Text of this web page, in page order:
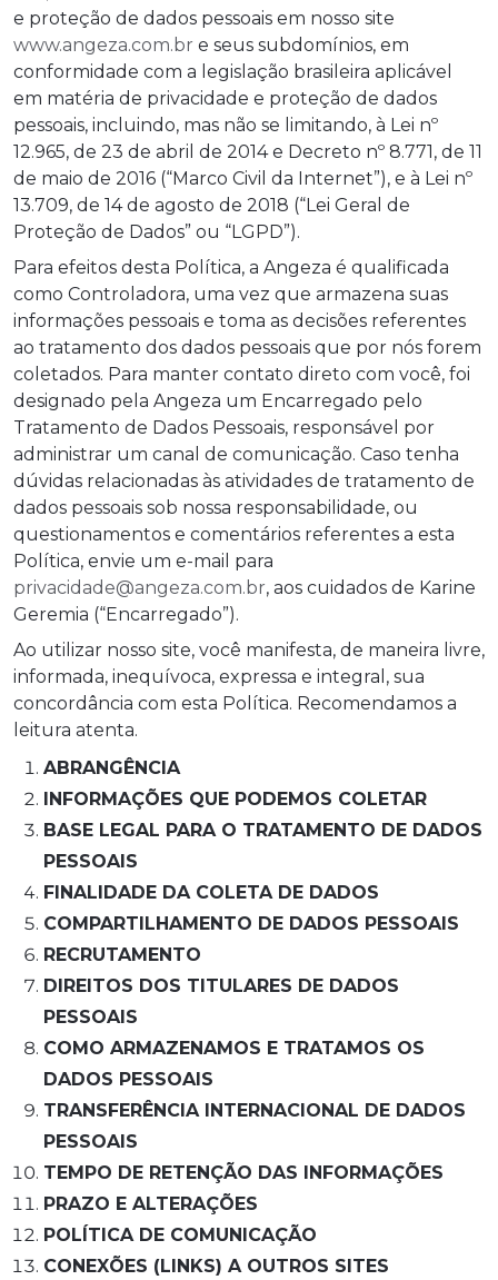
e proteção de dados pessoais em nosso site
www.angeza.com.br e seus subdomínios, em
conformidade com a legislação brasileira aplicável
em matéria de privacidade e proteção de dados
pessoais, incluindo, mas não se limitando, à Lei nº
12.965, de 23 de abril de 2014 e Decreto nº 8.771, de 11
de maio de 2016 (“Marco Civil da Internet”), e à Lei nº
13.709, de 14 de agosto de 2018 (“Lei Geral de
Proteção de Dados” ou “LGPD”).
Para efeitos desta Política, a Angeza é qualificada
como Controladora, uma vez que armazena suas
informações pessoais e toma as decisões referentes
ao tratamento dos dados pessoais que por nós forem
coletados. Para manter contato direto com você, foi
designado pela Angeza um Encarregado pelo
Tratamento de Dados Pessoais, responsável por
administrar um canal de comunicação. Caso tenha
dúvidas relacionadas às atividades de tratamento de
dados pessoais sob nossa responsabilidade, ou
questionamentos e comentários referentes a esta
Política, envie um e-mail para
privacidade@angeza.com.br, aos cuidados de Karine
Geremia (“Encarregado”).
Ao utilizar nosso site, você manifesta, de maneira livre,
informada, inequívoca, expressa e integral, sua
concordância com esta Política. Recomendamos a
leitura atenta.
ABRANGÊNCIA
INFORMAÇÕES QUE PODEMOS COLETAR
BASE LEGAL PARA O TRATAMENTO DE DADOS
PESSOAIS
FINALIDADE DA COLETA DE DADOS
COMPARTILHAMENTO DE DADOS PESSOAIS
RECRUTAMENTO
DIREITOS DOS TITULARES DE DADOS
PESSOAIS
COMO ARMAZENAMOS E TRATAMOS OS
DADOS PESSOAIS
TRANSFERÊNCIA INTERNACIONAL DE DADOS
PESSOAIS
TEMPO DE RETENÇÃO DAS INFORMAÇÕES
PRAZO E ALTERAÇÕES
POLÍTICA DE COMUNICAÇÃO
CONEXÕES (LINKS) A OUTROS SITES